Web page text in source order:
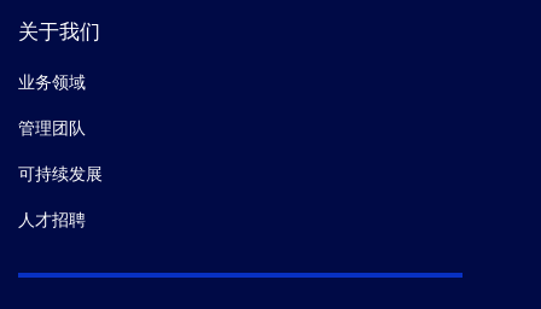
关于我们
业务领域
管理团队
可持续发展
人才招聘